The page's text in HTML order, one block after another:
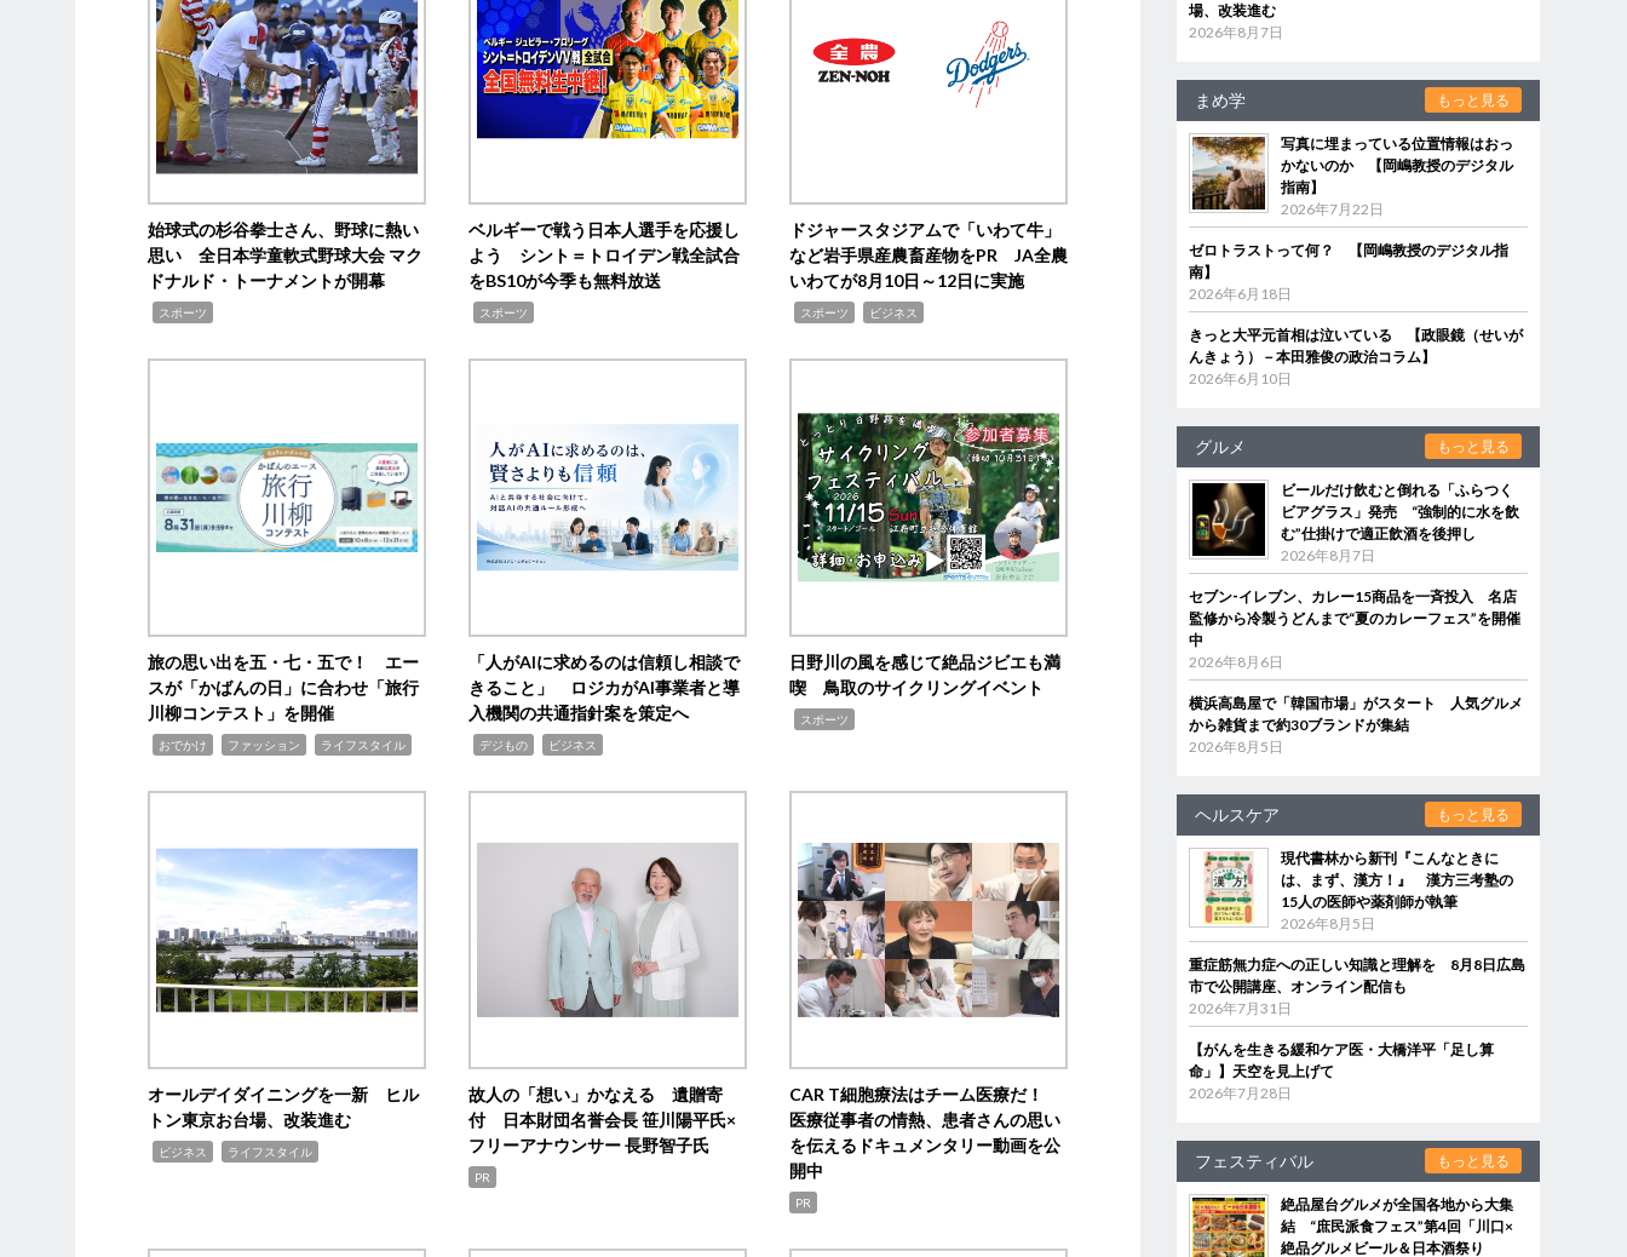
始球式の杉谷拳士さん、野球に熱い
思い 全日本学童軟式野球大会 マク
ドナルド・トーナメントが開幕
スポーツ
ベルギーで戦う日本人選手を応援し
よう シント＝トロイデン戦全試合
をBS10が今季も無料放送
スポーツ
ドジャースタジアムで「いわて牛」
など岩手県産農畜産物をPR JA全農
いわてが8月10日～12日に実施
スポーツ ビジネス
旅の思い出を五・七・五で！ エー
スが「かばんの日」に合わせ「旅行
川柳コンテスト」を開催
おでかけ ファッション ライフスタイル
「人がAIに求めるのは信頼し相談で
きること」 ロジカがAI事業者と導
入機関の共通指針案を策定へ
デジもの ビジネス
日野川の風を感じて絶品ジビエも満
喫 鳥取のサイクリングイベント
スポーツ
オールデイダイニングを一新 ヒル
トン東京お台場、改装進む
ビジネス ライフスタイル
故人の「想い」かなえる 遺贈寄
付 日本財団名誉会長 笹川陽平氏×
フリーアナウンサー 長野智子氏
PR
CAR T細胞療法はチーム医療だ！
医療従事者の情熱、患者さんの思い
を伝えるドキュメンタリー動画を公
開中
PR
場、改装進む
2026年8月7日
まめ学 もっと見る
写真に埋まっている位置情報はおっ
かないのか 【岡嶋教授のデジタル
指南】
2026年7月22日
ゼロトラストって何？ 【岡嶋教授のデジタル指
南】
2026年6月18日
きっと大平元首相は泣いている 【政眼鏡（せいが
んきょう）－本田雅俊の政治コラム】
2026年6月10日
グルメ もっと見る
ビールだけ飲むと倒れる「ふらつく
ビアグラス」発売 “強制的に水を飲
む”仕掛けで適正飲酒を後押し
2026年8月7日
セブン‐イレブン、カレー15商品を一斉投入 名店
監修から冷製うどんまで“夏のカレーフェス”を開催
中
2026年8月6日
横浜高島屋で「韓国市場」がスタート 人気グルメ
から雑貨まで約30ブランドが集結
2026年8月5日
ヘルスケア もっと見る
現代書林から新刊『こんなときに
は、まず、漢方！』 漢方三考塾の
15人の医師や薬剤師が執筆
2026年8月5日
重症筋無力症への正しい知識と理解を 8月8日広島
市で公開講座、オンライン配信も
2026年7月31日
【がんを生きる緩和ケア医・大橋洋平「足し算
命」】天空を見上げて
2026年7月28日
フェスティバル もっと見る
絶品屋台グルメが全国各地から大集
結 “庶民派食フェス”第4回「川口×
絶品グルメビール＆日本酒祭り